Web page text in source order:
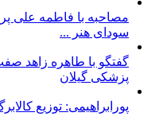
مصاحبه با فاطمه علی
سودای هنر ...
گفتگو با طاهره زاهد
پزشکی گیلان
پورابراهیمی: توزیع